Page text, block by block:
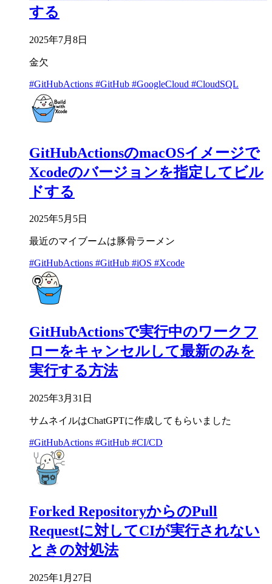
する
2025年7月8日
金欠
#GitHubActions #GitHub #GoogleCloud #CloudSQL
GitHubActionsのmacOSイメージで
Xcodeのバージョンを指定してビル
ドする
2025年5月5日
最近のマイブームは豚骨ラーメン
#GitHubActions #GitHub #iOS #Xcode
GitHubActionsで実行中のワークフ
ローをキャンセルして最新のみを
実行する方法
2025年3月31日
サムネイルはChatGPTに作成してもらいました
#GitHubActions #GitHub #CI/CD
Forked RepositoryからのPull
Requestに対してCIが実行されない
ときの対処法
2025年1月27日